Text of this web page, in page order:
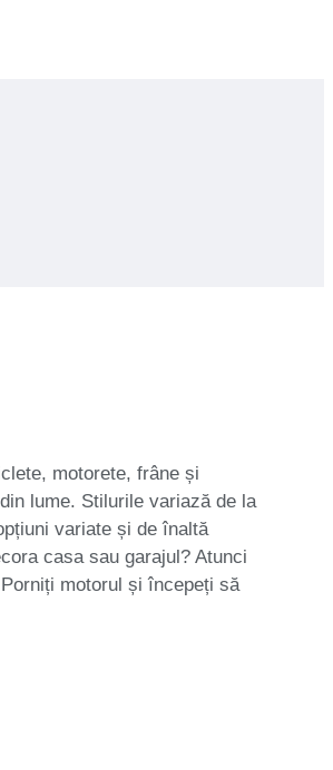
motorete, frâne și
lume. Stilurile variază de la
variate și de înaltă
casa sau garajul? Atunci
motorul și începeți să